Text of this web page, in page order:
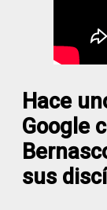
Hace
Google
sus